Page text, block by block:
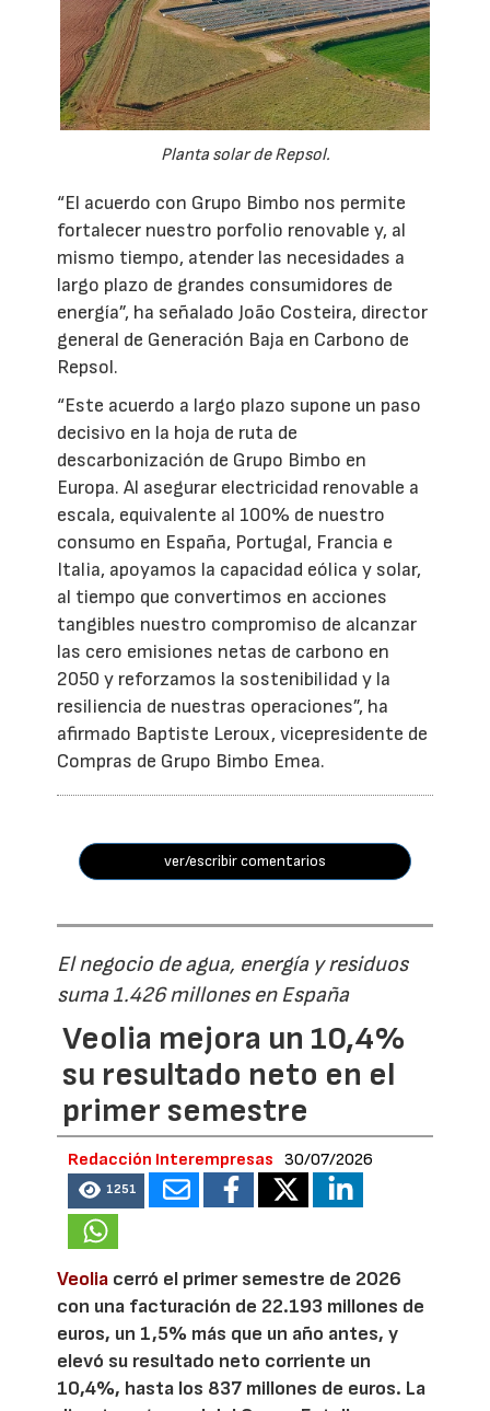
Planta solar de Repsol.
“El acuerdo con Grupo Bimbo nos permite
fortalecer nuestro porfolio renovable y, al
mismo tiempo, atender las necesidades a
largo plazo de grandes consumidores de
energía”, ha señalado João Costeira, director
general de Generación Baja en Carbono de
Repsol.
“Este acuerdo a largo plazo supone un paso
decisivo en la hoja de ruta de
descarbonización de Grupo Bimbo en
Europa. Al asegurar electricidad renovable a
escala, equivalente al 100% de nuestro
consumo en España, Portugal, Francia e
Italia, apoyamos la capacidad eólica y solar,
al tiempo que convertimos en acciones
tangibles nuestro compromiso de alcanzar
las cero emisiones netas de carbono en
2050 y reforzamos la sostenibilidad y la
resiliencia de nuestras operaciones”, ha
afirmado Baptiste Leroux, vicepresidente de
Compras de Grupo Bimbo Emea.
ver/escribir comentarios
El negocio de agua, energía y residuos
suma 1.426 millones en España
Veolia mejora un 10,4%
su resultado neto en el
primer semestre
Redacción Interempresas 30/07/2026
1251
Veolia cerró el primer semestre de 2026
con una facturación de 22.193 millones de
euros, un 1,5% más que un año antes, y
elevó su resultado neto corriente un
10,4%, hasta los 837 millones de euros. La